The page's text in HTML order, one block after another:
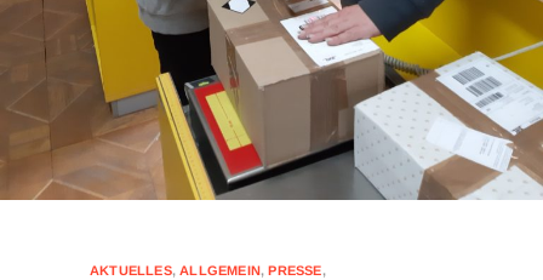
AKTUELLES,ALLGEMEIN,PRESSE,